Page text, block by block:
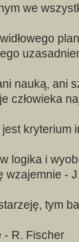
we
nauką, ani
człowieka
kryterium
logika i
wzajemnie -
tym
- R. Fischer